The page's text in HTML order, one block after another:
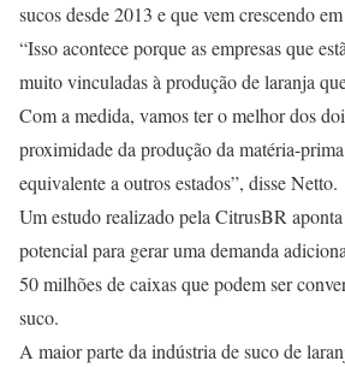
sucos desde 2013 e que vem crescendo
“Isso acontece porque as empresas que
muito vinculadas à produção de laranja
Com a medida, vamos ter o melhor dos
proximidade da produção da matéria-
equivalente a outros estados”, disse Netto.
Um estudo realizado pela CitrusBR
potencial para gerar uma demanda
50 milhões de caixas que podem ser
suco.
A maior parte da indústria de suco de